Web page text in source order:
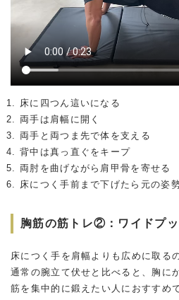
床に四つん這いになる
両手は肩幅に開く
両手と両つま先で体を支える
背中は真っ直ぐをキープ
両肘を曲げながら肩甲骨を寄せる
床につく手前まで下げたら元の姿
胸筋の筋トレ②：ワイドプ
床につく手を肩幅よりも広めに取る
通常の腕立て伏せと比べると、胸に
筋を集中的に鍛えたい人におすすめ